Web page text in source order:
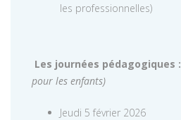
les professionnelles)
Les journées pédagogiques :
pour les enfants)
Jeudi 5 février 2026